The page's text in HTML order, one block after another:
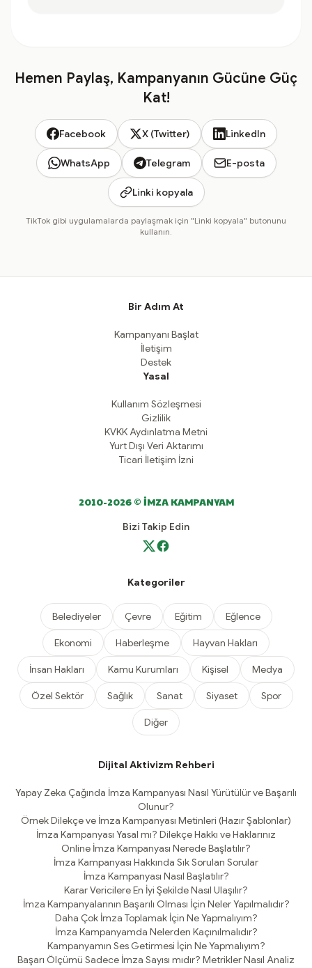
Hemen Paylaş, Kampanyanın Gücüne Güç
Kat!
Facebook X (Twitter) LinkedIn
WhatsApp Telegram E-posta
Linki kopyala
TikTok gibi uygulamalarda paylaşmak için "Linki kopyala" butonunu
kullanın.
Bir Adım At
Kampanyanı Başlat
İletişim
Destek
Yasal
Kullanım Sözleşmesi
Gizlilik
KVKK Aydınlatma Metni
Yurt Dışı Veri Aktarımı
Ticari İletişim İzni
2010-2026 © İMZA KAMPANYAM
Bizi Takip Edin
Kategoriler
Belediyeler Çevre Eğitim Eğlence
Ekonomi Haberleşme Hayvan Hakları
İnsan Hakları Kamu Kurumları Kişisel Medya
Özel Sektör Sağlık Sanat Siyaset Spor
Diğer
Dijital Aktivizm Rehberi
Yapay Zeka Çağında İmza Kampanyası Nasıl Yürütülür ve Başarılı
Olunur?
Örnek Dilekçe ve İmza Kampanyası Metinleri (Hazır Şablonlar)
İmza Kampanyası Yasal mı? Dilekçe Hakkı ve Haklarınız
Online İmza Kampanyası Nerede Başlatılır?
İmza Kampanyası Hakkında Sık Sorulan Sorular
İmza Kampanyası Nasıl Başlatılır?
Karar Vericilere En İyi Şekilde Nasıl Ulaşılır?
İmza Kampanyalarının Başarılı Olması İçin Neler Yapılmalıdır?
Daha Çok İmza Toplamak İçin Ne Yapmalıyım?
İmza Kampanyamda Nelerden Kaçınılmalıdır?
Kampanyamın Ses Getirmesi İçin Ne Yapmalıyım?
Başarı Ölçümü Sadece İmza Sayısı mıdır? Metrikler Nasıl Analiz